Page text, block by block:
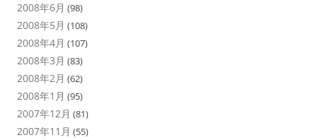
2008年6月 (98)
2008年5月 (108)
2008年4月 (107)
2008年3月 (83)
2008年2月 (62)
2008年1月 (95)
2007年12月 (81)
2007年11月 (55)